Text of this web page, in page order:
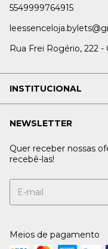
5549999764915
Rua Frei Rogério, 222
INSTITUCIONAL
NEWSLETTER
Quer receber nossas
recebê-las!
Meios de pagamento